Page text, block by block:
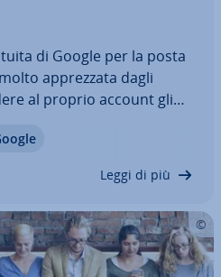
di Google per la posta
ap­prez­za­ta dagli
al proprio account gli
si dimentica la password
Leggi di più